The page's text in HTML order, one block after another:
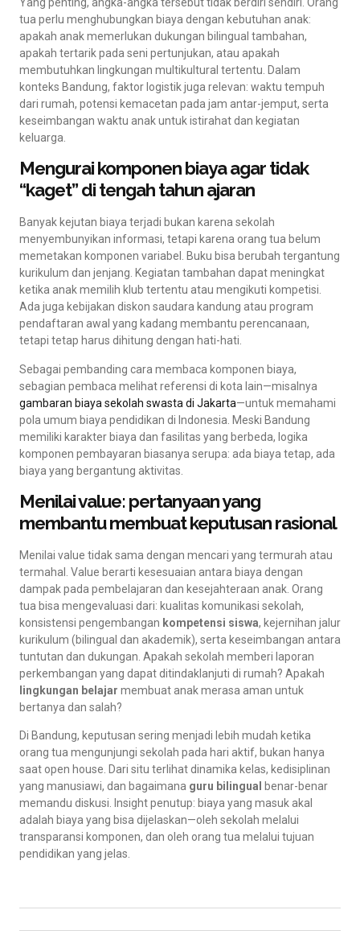
tua perlu menghubungkan biaya dengan kebutuhan anak:
apakah anak memerlukan dukungan bilingual tambahan,
apakah tertarik pada seni pertunjukan, atau apakah
membutuhkan lingkungan multikultural tertentu. Dalam
konteks Bandung, faktor logistik juga relevan: waktu tempuh
dari rumah, potensi kemacetan pada jam antar-jemput, serta
keseimbangan waktu anak untuk istirahat dan kegiatan
keluarga.
Mengurai komponen biaya agar tidak
“kaget” di tengah tahun ajaran
Banyak kejutan biaya terjadi bukan karena sekolah
menyembunyikan informasi, tetapi karena orang tua belum
memetakan komponen variabel. Buku bisa berubah tergantung
kurikulum dan jenjang. Kegiatan tambahan dapat meningkat
ketika anak memilih klub tertentu atau mengikuti kompetisi.
Ada juga kebijakan diskon saudara kandung atau program
pendaftaran awal yang kadang membantu perencanaan,
tetapi tetap harus dihitung dengan hati-hati.
Sebagai pembanding cara membaca komponen biaya,
sebagian pembaca melihat referensi di kota lain—misalnya
gambaran biaya sekolah swasta di Jakarta—untuk memahami
pola umum biaya pendidikan di Indonesia. Meski Bandung
memiliki karakter biaya dan fasilitas yang berbeda, logika
komponen pembayaran biasanya serupa: ada biaya tetap, ada
biaya yang bergantung aktivitas.
Menilai value: pertanyaan yang
membantu membuat keputusan rasional
Menilai value tidak sama dengan mencari yang termurah atau
termahal. Value berarti kesesuaian antara biaya dengan
dampak pada pembelajaran dan kesejahteraan anak. Orang
tua bisa mengevaluasi dari: kualitas komunikasi sekolah,
konsistensi pengembangan kompetensi siswa, kejernihan jalur
kurikulum (bilingual dan akademik), serta keseimbangan antara
tuntutan dan dukungan. Apakah sekolah memberi laporan
perkembangan yang dapat ditindaklanjuti di rumah? Apakah
lingkungan belajar membuat anak merasa aman untuk
bertanya dan salah?
Di Bandung, keputusan sering menjadi lebih mudah ketika
orang tua mengunjungi sekolah pada hari aktif, bukan hanya
saat open house. Dari situ terlihat dinamika kelas, kedisiplinan
yang manusiawi, dan bagaimana guru bilingual
benar-benar
memandu diskusi. Insight penutup: biaya yang masuk akal
adalah biaya yang bisa dijelaskan—oleh sekolah melalui
transparansi komponen, dan oleh orang tua melalui tujuan
pendidikan yang jelas.